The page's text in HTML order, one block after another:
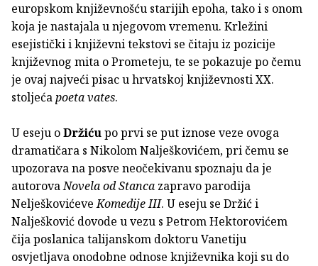
europskom književnošću starijih epoha, tako i s onom
koja je nastajala u njegovom vremenu. Krležini
esejistički i književni tekstovi se čitaju iz pozicije
književnog mita o Prometeju, te se pokazuje po čemu
je ovaj najveći pisac u hrvatskoj književnosti XX.
stoljećapoeta vates.
U eseju oDržićupo prvi se put iznose veze ovoga
dramatičara s Nikolom Nalješkovićem, pri čemu se
upozorava na posve neočekivanu spoznaju da je
autorovaNovela od Stanca zapravo parodija
NelješkovićeveKomedije III. U eseju se Držić i
Nalješković dovode u vezu s Petrom Hektorovićem
čija poslanica talijanskom doktoru Vanetiju
osvjetljava onodobne odnose književnika koji su do